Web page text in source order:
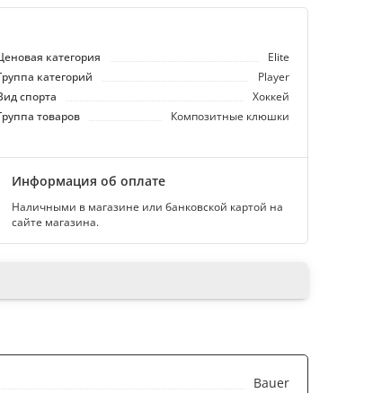
категория
Elite
категорий
Player
спорта
Хоккей
товаров
Композитные клюшки
Информация об оплате
Наличными в магазине или банковской картой на
сайте магазина.
Bauer